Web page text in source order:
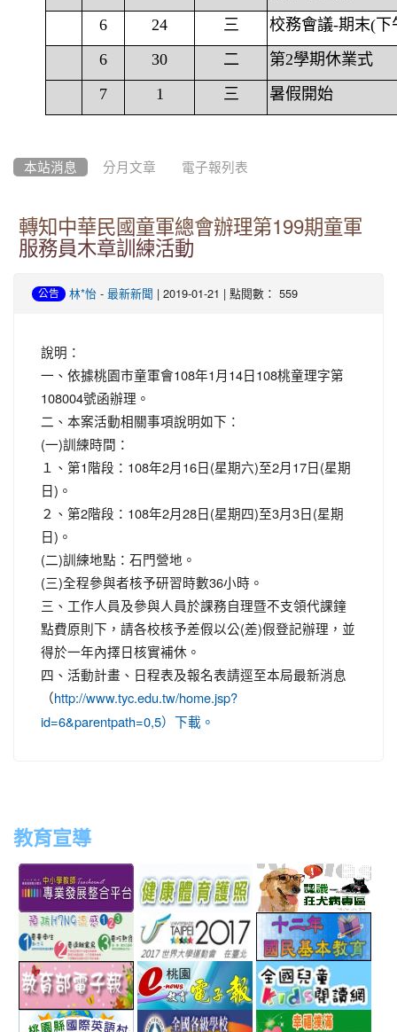
6
24 三
校務會議-期末(下
6
30 二
第2學期休業式
7
1 三 暑假開始
本站消息 分月文章 電子報列表
轉知中華民國童軍總會辦理第199期童軍
服務員木章訓練活動
公告 林*怡 - 最新新聞 | 2019-01-21 | 點閱數： 559
說明：
一、依據桃園市童軍會108年1月14日108桃童理字第
108004號函辦理。
二、本案活動相關事項說明如下：
(一)訓練時間：
１、第1階段：108年2月16日(星期六)至2月17日(星期
日)。
２、第2階段：108年2月28日(星期四)至3月3日(星期
日)。
(二)訓練地點：石門營地。
(三)全程參與者核予研習時數36小時。
三、工作人員及參與人員於課務自理暨不支領代課鐘
點費原則下，請各校核予差假以公(差)假登記辦理，並
得於一年內擇日核實補休。
四、活動計畫、日程表及報名表請逕至本局最新消息
（http://www.tyc.edu.tw/home.jsp?
id=6&parentpath=0,5）下載。
教育宣導
to
http://teachernet.moe.edu.tw/MAIN/index.aspx
link
to
https://airtw.epa.gov.tw/
link
to
http://
link
link
to
http://www.perdc.ntnu.edu.tw/anti-
flu/catalog.php?
MainCatalogID=2
link
http://
link
to
http://epaper.edu.tw/
link
to
http://163.30.192.132/
link
link